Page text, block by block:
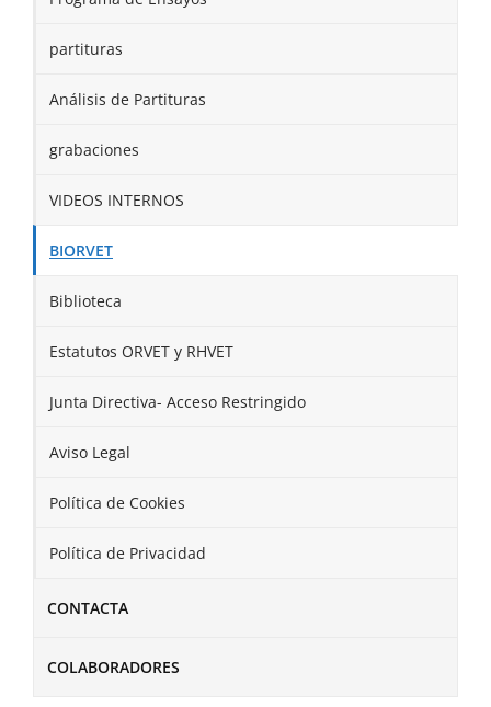
partituras
Análisis de Partituras
grabaciones
VIDEOS INTERNOS
BIORVET
Biblioteca
Estatutos ORVET y RHVET
Junta Directiva- Acceso Restringido
Aviso Legal
Política de Cookies
Política de Privacidad
CONTACTA
COLABORADORES